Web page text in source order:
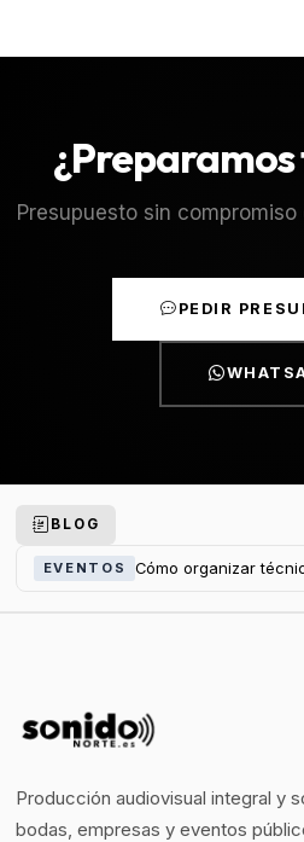
Presupuesto sin
PEDIR
BLOG
EVENTOS Cómo organizar
Producción audiovisual integral y
bodas, empresas y eventos